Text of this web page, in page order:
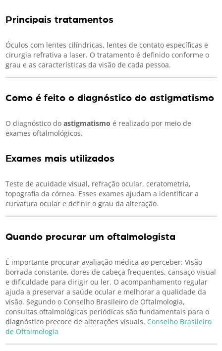
Principais tratamentos
Óculos com lentes cilíndricas, lentes de contato específicas e
cirurgia refrativa a laser. O tratamento é definido conforme o
grau e as características da visão de cada pessoa.
Como é feito o diagnóstico do astigmatismo
O diagnóstico do astigmatismo é realizado por meio de
exames oftalmológicos.
Exames mais utilizados
Teste de acuidade visual, refração ocular, ceratometria,
topografia da córnea. Esses exames ajudam a identificar a
curvatura ocular e definir o grau da alteração.
Quando procurar um oftalmologista
É importante procurar avaliação médica ao perceber: Visão
borrada constante, dores de cabeça frequentes, cansaço visual
e dificuldade para dirigir ou ler. O acompanhamento regular
ajuda a preservar a saúde ocular e melhorar a qualidade da
visão. Segundo o Conselho Brasileiro de Oftalmologia,
consultas oftalmológicas periódicas são fundamentais para o
diagnóstico precoce de alterações visuais. Conselho Brasileiro
de Oftalmologia